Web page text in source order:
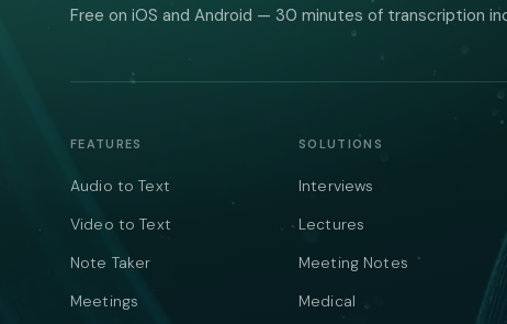
Free on iOS and Android — 30 minutes of transcription
FEATURES
Audio to Text
Video to Text
Note Taker
Meetings
SOLUTIONS
Interviews
Lectures
Meeting Notes
Medical